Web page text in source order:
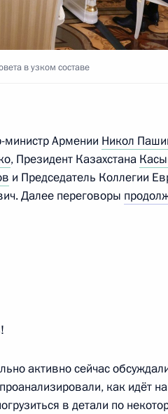
в заседании Совета
в узком составе
министр Армении Никол
, Президент Казахстана
и Председатель Коллегии
Далее переговоры
активно сейчас
как идёт
в детали по